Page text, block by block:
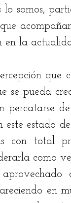
somos,
en la
que
se pueda
este estado
con total
como
en